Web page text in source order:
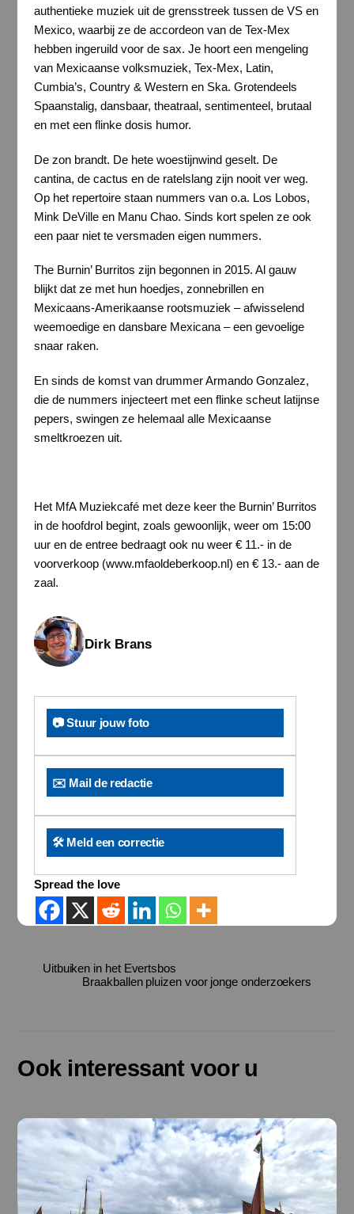
authentieke muziek uit de grensstreek tussen de VS en
Mexico, waarbij ze de accordeon van de Tex-Mex
hebben ingeruild voor de sax. Je hoort een mengeling
van Mexicaanse volksmuziek, Tex-Mex, Latin,
Cumbia’s, Country & Western en Ska. Grotendeels
Spaanstalig, dansbaar, theatraal, sentimenteel, brutaal
en met een flinke dosis humor.
De zon brandt. De hete woestijnwind geselt. De
cantina, de cactus en de ratelslang zijn nooit ver weg.
Op het repertoire staan nummers van o.a. Los Lobos,
Mink DeVille en Manu Chao. Sinds kort spelen ze ook
een paar niet te versmaden eigen nummers.
The Burnin’ Burritos zijn begonnen in 2015. Al gauw
blijkt dat ze met hun hoedjes, zonnebrillen en
Mexicaans-Amerikaanse rootsmuziek – afwisselend
weemoedige en dansbare Mexicana – een gevoelige
snaar raken.
En sinds de komst van drummer Armando Gonzalez,
die de nummers injecteert met een flinke scheut latijnse
pepers, swingen ze helemaal alle Mexicaanse
smeltkroezen uit.
Het MfA Muziekcafé met deze keer the Burnin’ Burritos
in de hoofdrol begint, zoals gewoonlijk, weer om 15:00
uur en de entree bedraagt ook nu weer € 11.- in de
voorverkoop (www.mfaoldeberkoop.nl) en € 13.- aan de
zaal.
Dirk Brans
📷 Stuur jouw foto
✉️ Mail de redactie
🛠️ Meld een correctie
Spread the love
Uitbuiken in het Evertsbos
Braakballen pluizen voor jonge onderzoekers
Ook interessant voor u